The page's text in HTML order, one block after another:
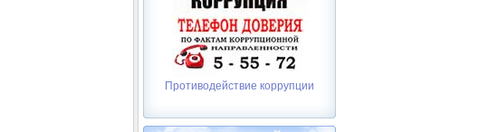
Противодействие коррупции